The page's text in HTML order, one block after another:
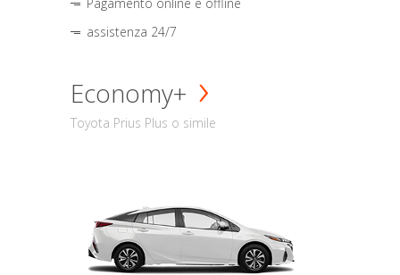
assistenza 24/7
Economy+
Toyota Prius Plus o simile